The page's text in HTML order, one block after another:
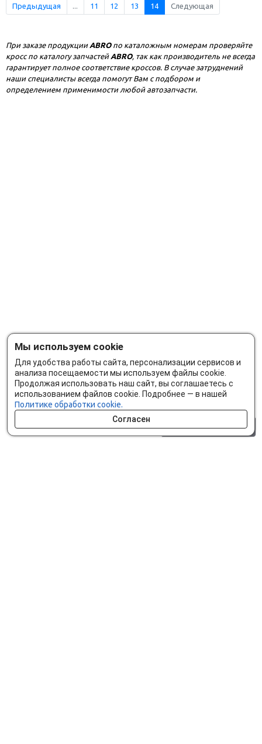
Предыдущая 11 12 13 14 Следующая
При заказе продукции ABROпо каталожным номерам проверяйте
кросс по каталогу запчастейABRO, так как производитель не всегда
гарантирует полное соответствие кроссов. В случае затруднений
наши специалисты всегда помогут Вам с подбором и
определением применимости любой автозапчасти.
Мы используем cookie
Для удобства работы сайта, персонализации сервисов и
анализа посещаемости мы используем файлы cookie.
Продолжая использовать наш сайт, вы соглашаетесь с
использованием файлов cookie. Подробнее — в нашей
Политике обработки cookie.
Согласен